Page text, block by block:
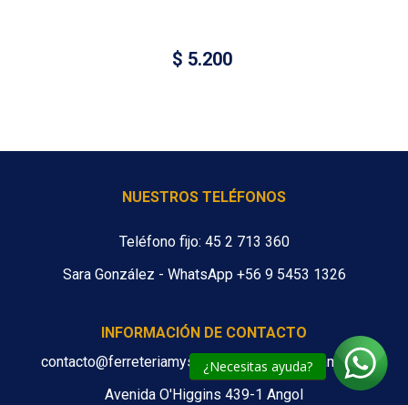
¿Necesitas ayuda?
$ 5.200
NUESTROS TELÉFONOS
Teléfono fijo: 45 2 713 360
Sara González - WhatsApp +56 9 5453 1326
INFORMACIÓN DE CONTACTO
contacto@ferreteriamys.cl ventas@ferreteriamys.cl
Avenida O'Higgins 439-1 Angol